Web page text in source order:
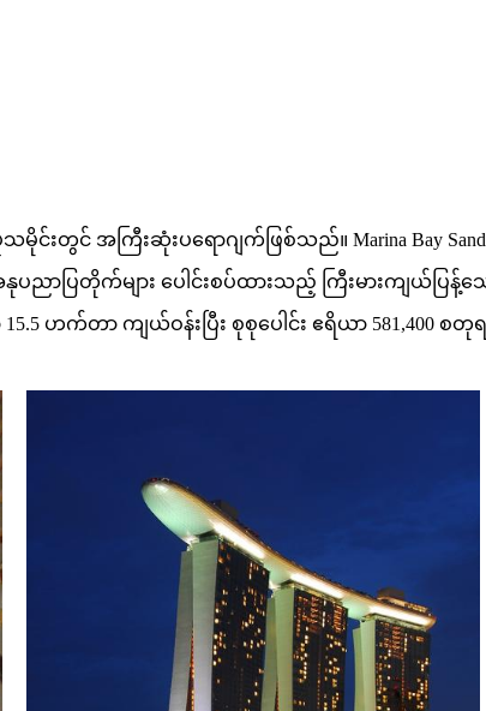
းတွင် အကြီးဆုံးပရောဂျက်ဖြစ်သည်။ Marina Bay
နုပညာပြတိုက်များ ပေါင်းစပ်ထားသည့် ကြီးမားကျယ်ပ
ဟက်တာ ကျယ်ဝန်းပြီး စုစုပေါင်း ဧရိယာ 581,400 စ